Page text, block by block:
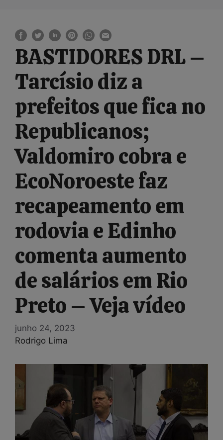
BASTIDORES DRL –
Tarcísio diz a
prefeitos que fica no
Republicanos;
Valdomiro cobra e
EcoNoroeste faz
recapeamento em
rodovia e Edinho
comenta aumento
de salários em Rio
Preto – Veja vídeo
junho 24, 2023
Rodrigo Lima